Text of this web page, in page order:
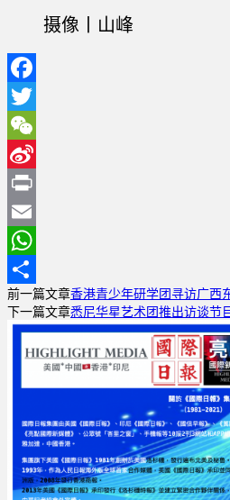
摄像丨山峰
Facebook
Twitter
WeChat
Sina
Weibo
Print
Email
WhatsApp
分
享
前一篇文章香港青少年研学团寻访广西
下一篇文章悉尼华星艺术团推出访谈节